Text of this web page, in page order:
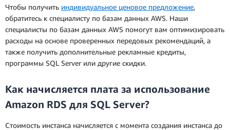
авансовые платежи, делится на срок
резервирования инстанса в часах.
Чтобы получить индивидуальное ценовое предложение,
обратитесь к специалисту по базам данных AWS. Наши
специалисты по базам данных AWS помогут вам оптимизировать
расходы на основе проверенных передовых рекомендаций, а
также получить дополнительные рекламные кредиты,
программы SQL Server или другие скидки.
Как начисляется плата за использование
Amazon RDS для SQL Server?
Стоимость инстанса начисляется с момента создания инстанса до